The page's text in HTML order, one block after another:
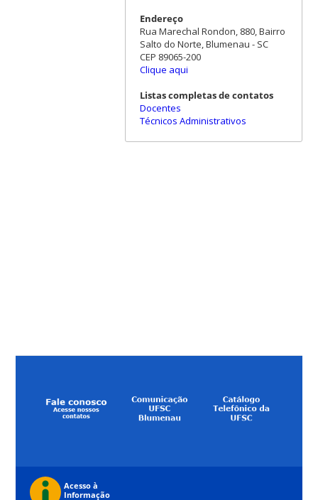
Endereço
Rua Marechal Rondon, 880, Bairro
Salto do Norte, Blumenau - SC
CEP 89065-200
Clique aqui
Listas completas de contatos
Docentes
Técnicos Administrativos